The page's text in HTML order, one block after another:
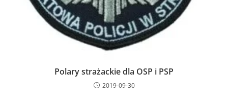
Polary strażackie dla OSP i PSP
2019-09-30